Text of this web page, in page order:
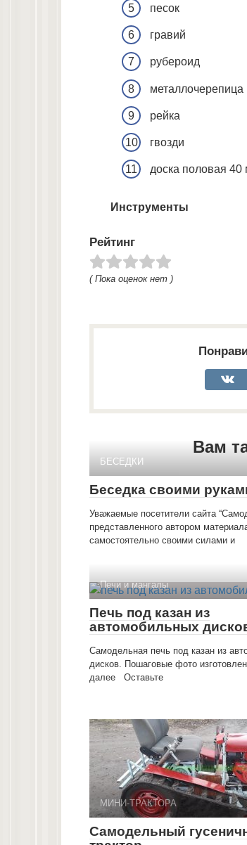
песок
гравий
рубероид
металлочерепица
рейка
гвозди
доска половая 40
Инструменты
Рейтинг
( Пока оценок нет )
Вам
БЕСЕДКИ
Беседка своими
Уважаемые посетители сайта
представленного автором
самостоятельно своими силами и
Печи и мангалы
Печь под казан из
автомобильных
Самодельная печь под казан из
дисков. Пошаговые фото
далее Оставьте
МИНИ-ТРАКТОРА
Самодельный